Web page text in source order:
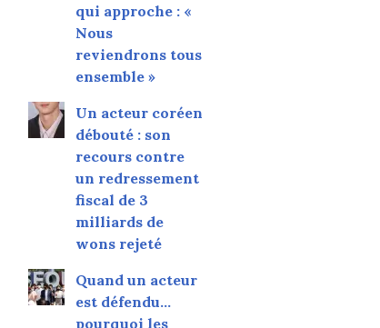
qui approche : «
Nous
reviendrons tous
ensemble »
Un acteur coréen
débouté : son
recours contre
un redressement
fiscal de 3
milliards de
wons rejeté
Quand un acteur
est défendu…
pourquoi les